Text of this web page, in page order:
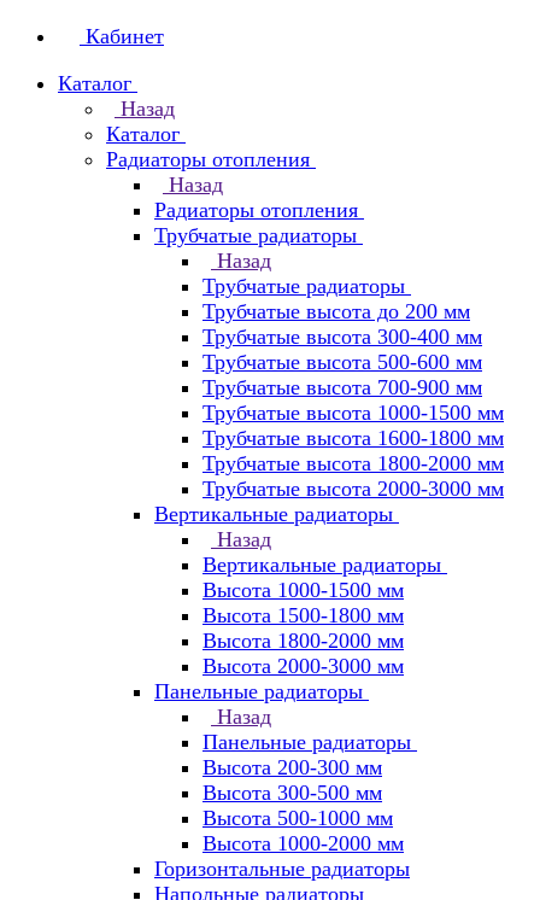
Кабинет
Каталог
Назад
Каталог
Радиаторы отопления
Назад
Радиаторы отопления
Трубчатые радиаторы
Назад
Трубчатые радиаторы
Трубчатые высота до 200 мм
Трубчатые высота 300-400 мм
Трубчатые высота 500-600 мм
Трубчатые высота 700-900 мм
Трубчатые высота 1000-1500 мм
Трубчатые высота 1600-1800 мм
Трубчатые высота 1800-2000 мм
Трубчатые высота 2000-3000 мм
Вертикальные радиаторы
Назад
Вертикальные радиаторы
Высота 1000-1500 мм
Высота 1500-1800 мм
Высота 1800-2000 мм
Высота 2000-3000 мм
Панельные радиаторы
Назад
Панельные радиаторы
Высота 200-300 мм
Высота 300-500 мм
Высота 500-1000 мм
Высота 1000-2000 мм
Горизонтальные радиаторы
Напольные радиаторы